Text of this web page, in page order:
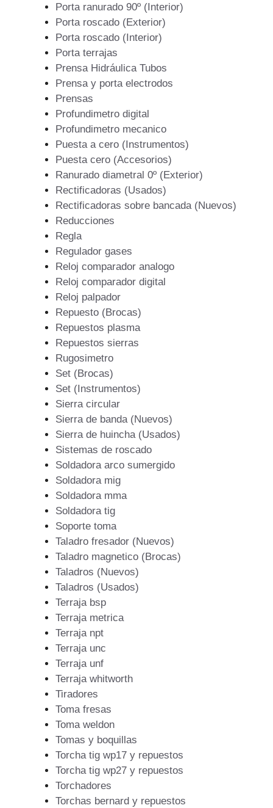
Porta ranurado 90º (Interior)
Porta roscado (Exterior)
Porta roscado (Interior)
Porta terrajas
Prensa Hidráulica Tubos
Prensa y porta electrodos
Prensas
Profundimetro digital
Profundimetro mecanico
Puesta a cero (Instrumentos)
Puesta cero (Accesorios)
Ranurado diametral 0º (Exterior)
Rectificadoras (Usados)
Rectificadoras sobre bancada (Nuevos)
Reducciones
Regla
Regulador gases
Reloj comparador analogo
Reloj comparador digital
Reloj palpador
Repuesto (Brocas)
Repuestos plasma
Repuestos sierras
Rugosimetro
Set (Brocas)
Set (Instrumentos)
Sierra circular
Sierra de banda (Nuevos)
Sierra de huincha (Usados)
Sistemas de roscado
Soldadora arco sumergido
Soldadora mig
Soldadora mma
Soldadora tig
Soporte toma
Taladro fresador (Nuevos)
Taladro magnetico (Brocas)
Taladros (Nuevos)
Taladros (Usados)
Terraja bsp
Terraja metrica
Terraja npt
Terraja unc
Terraja unf
Terraja whitworth
Tiradores
Toma fresas
Toma weldon
Tomas y boquillas
Torcha tig wp17 y repuestos
Torcha tig wp27 y repuestos
Torchadores
Torchas bernard y repuestos